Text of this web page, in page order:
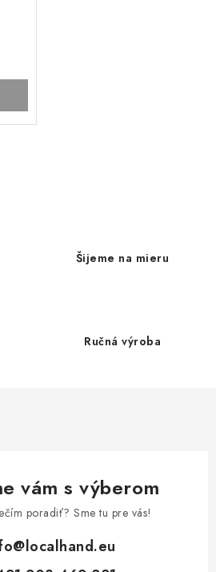
Šijeme na mieru
Ručná výroba
vám s výberom
poradiť? Sme tu pre vás!
@localhand.eu